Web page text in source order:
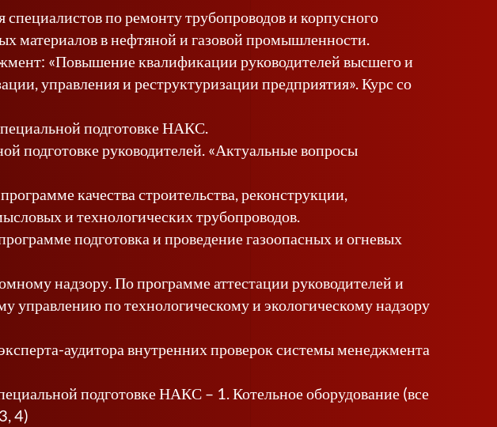
по ремонту трубопроводов и корпусного
материалов в нефтяной и газовой промышленности.
«Повышение квалификации руководителей высшего и
управления и реструктуризации предприятия». Курс со
подготовке НАКС.
подготовке руководителей. «Актуальные вопросы
качества строительства, реконструкции,
и технологических трубопроводов.
подготовка и проведение газоопасных и огневых
надзору. По программе аттестации руководителей и
управлению по технологическому и экологическому надзору
аудитора внутренних проверок системы менеджмента
подготовке НАКС – 1. Котельное оборудование (все
4)